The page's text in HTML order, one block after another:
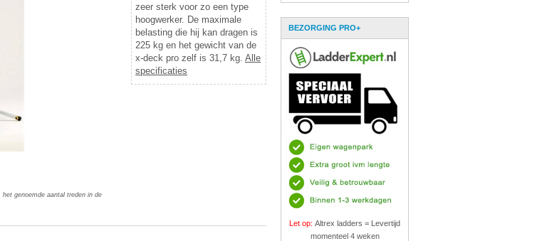
genoemde aantal treden in de
zeer sterk voor zo een type
hoogwerker. De maximale
belasting die hij kan dragen is
225 kg en het gewicht van de
x-deck pro zelf is 31,7 kg. Alle
specificaties
BEZORGING PRO+
Let op: Altrex ladders = Levertijd
momenteel 4 weken